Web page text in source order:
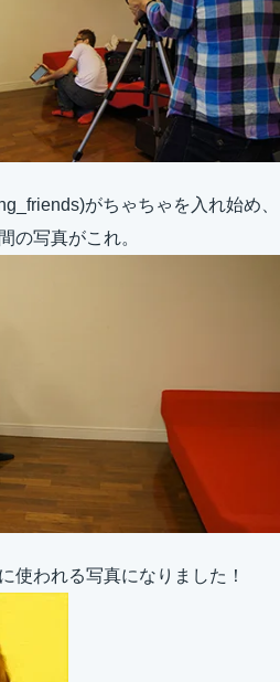
がちゃちゃを入れ始め、
の写真がこれ。
使われる写真になりました！